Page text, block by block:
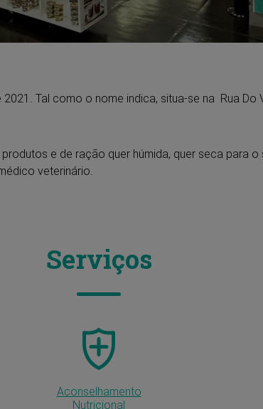
Tal como o nome indica, situa-se na Rua
e de ração quer húmida, quer seca para
veterinário.
Serviços
Aconselhamento
Nutricional